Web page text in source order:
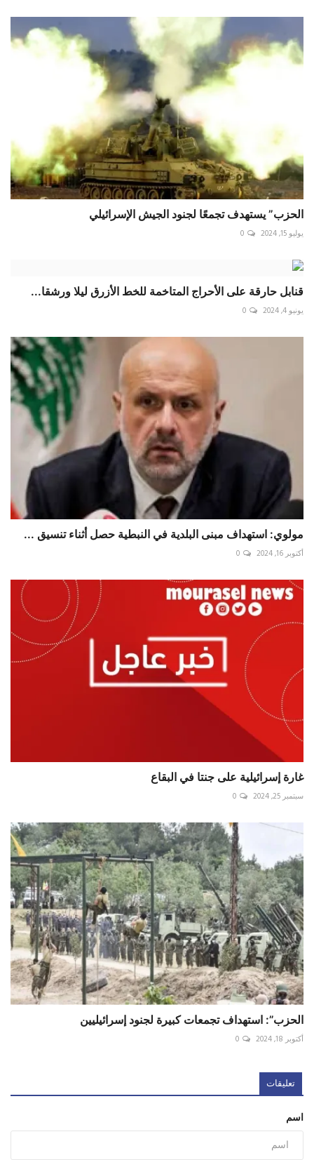
الحزب” يستهدف تجمعًا لجنود الجيش الإسرائيلي
يوليو 15, 2024 0
قنابل حارقة على الأحراج المتاخمة للخط الأزرق ليلا ورشقا...
يونيو 4, 2024 0
مولوي: استهداف مبنى البلدية في النبطية حصل أثناء تنسيق ...
أكتوبر 16, 2024 0
‏غارة إسرائيلية على ‎جنتا في البقاع
سبتمبر 25, 2024 0
الحزب”: استهداف تجمعات كبيرة لجنود إسرائيليين
أكتوبر 18, 2024 0
تعليقات
اسم